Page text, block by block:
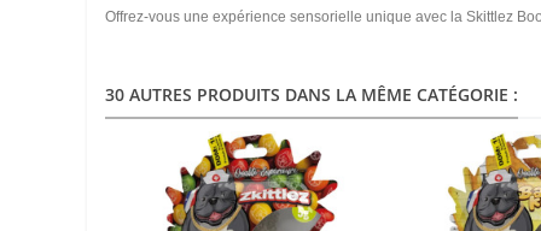
Offrez-vous une expérience sensorielle unique avec la Skittlez
30 AUTRES PRODUITS DANS LA MÊME CATÉGORIE :